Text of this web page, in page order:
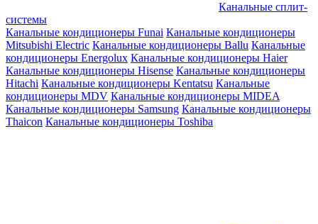
Канальные сплит-
системы
Канальные кондиционеры Funai Канальные кондиционеры
Mitsubishi Electric Канальные кондиционеры Ballu Канальные
кондиционеры Energolux Канальные кондиционеры Haier
Канальные кондиционеры Hisense Канальные кондиционеры
Hitachi Канальные кондиционеры Kentatsu Канальные
кондиционеры MDV Канальные кондиционеры MIDEA
Канальные кондиционеры Samsung Канальные кондиционеры
Thaicon Канальные кондиционеры Toshiba